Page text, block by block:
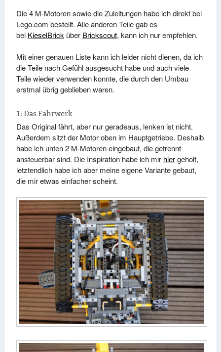
Die 4 M-Motoren sowie die Zuleitungen habe ich direkt bei
Lego.com bestellt. Alle anderen Teile gab es
bei KieselBrick über Brickscout, kann ich nur empfehlen.
Mit einer genauen Liste kann ich leider nicht dienen, da ich
die Teile nach Gefühl ausgesucht habe und auch viele
Teile wieder verwenden konnte, die durch den Umbau
erstmal übrig geblieben waren.
1: Das Fahrwerk
Das Original fährt, aber nur geradeaus, lenken ist nicht.
Außerdem sitzt der Motor oben im Hauptgetriebe. Deshalb
habe ich unten 2 M-Motoren eingebaut, die getrennt
ansteuerbar sind. Die Inspiration habe ich mir hiergeholt,
letztendlich habe ich aber meine eigene Variante gebaut,
die mir etwas einfacher scheint.